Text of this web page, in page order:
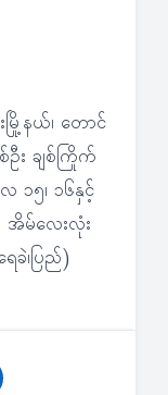
ြို့နယ်၊ တောင်
ချစ်ကြိုက်
၁၅၊ ၁၆နှင့်
အိမ်လေးလုံး
၊ပြည်)